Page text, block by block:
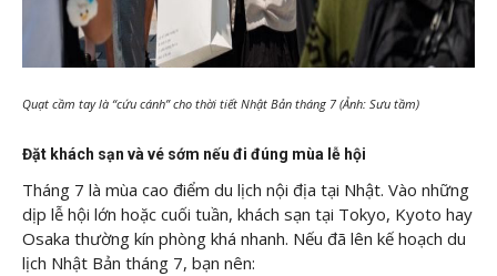
Quạt cầm tay là “cứu cánh” cho thời tiết Nhật Bản tháng 7 (Ảnh: Sưu tầm)
Đặt khách sạn và vé sớm nếu đi đúng mùa lễ hội
Tháng 7 là mùa cao điểm du lịch nội địa tại Nhật. Vào những
dịp lễ hội lớn hoặc cuối tuần, khách sạn tại Tokyo, Kyoto hay
Osaka thường kín phòng khá nhanh. Nếu đã lên kế hoạch du
lịch Nhật Bản tháng 7, bạn nên: